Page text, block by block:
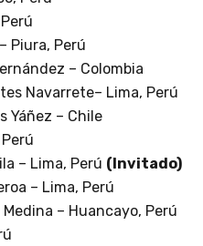
Piura, Perú
– Colombia
Navarrete– Lima, Perú
Yáñez – Chile
– Lima, Perú (Invitado)
– Lima, Perú
– Huancayo, Perú